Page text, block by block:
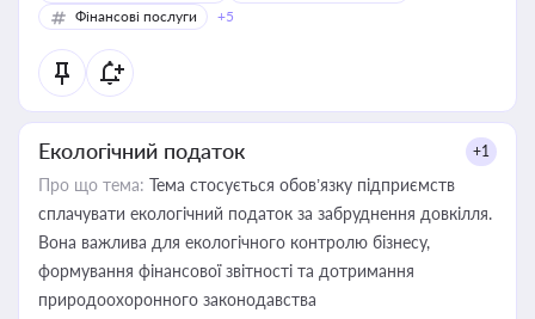
Фінансові послуги
+5
Екологічний податок +1
Про що тема: Тема стосується обов’язку підприємств
сплачувати екологічний податок за забруднення довкілля.
Вона важлива для екологічного контролю бізнесу,
формування фінансової звітності та дотримання
природоохоронного законодавства